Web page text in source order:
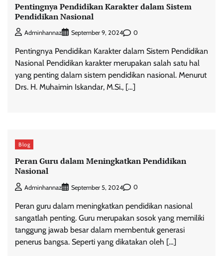
Pentingnya Pendidikan Karakter dalam Sistem
Pendidikan Nasional
Adminhannaz September 9, 2024 0
Pentingnya Pendidikan Karakter dalam Sistem Pendidikan
Nasional Pendidikan karakter merupakan salah satu hal
yang penting dalam sistem pendidikan nasional. Menurut
Drs. H. Muhaimin Iskandar, M.Si., […]
Blog
Peran Guru dalam Meningkatkan Pendidikan
Nasional
Adminhannaz September 5, 2024 0
Peran guru dalam meningkatkan pendidikan nasional
sangatlah penting. Guru merupakan sosok yang memiliki
tanggung jawab besar dalam membentuk generasi
penerus bangsa. Seperti yang dikatakan oleh […]